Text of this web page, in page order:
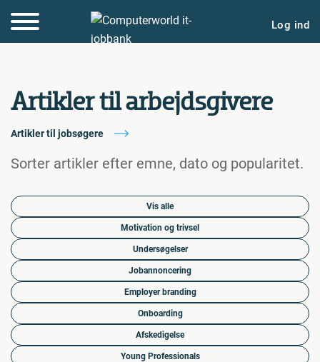
Log ind
Artikler til arbejdsgivere
Artikler til jobsøgere
Sorter artikler efter emne, dato og popularitet.
Vis alle
Motivation og trivsel
Undersøgelser
Jobannoncering
Employer branding
Onboarding
Afskedigelse
Young Professionals